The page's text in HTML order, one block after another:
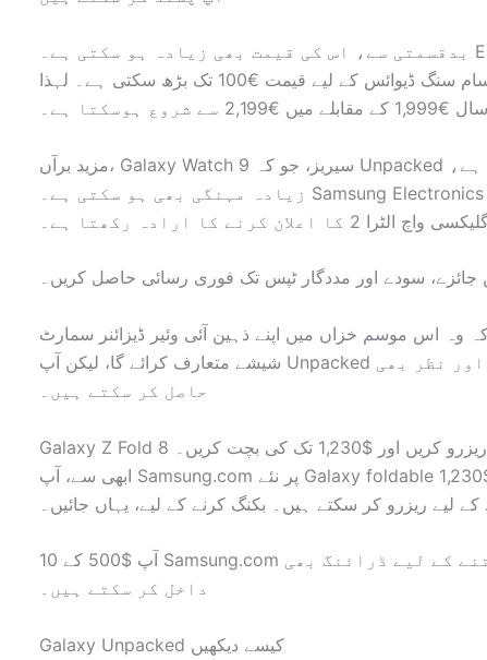
بدقسمتی سے، اس کی قیمت بھی زیادہ ہو سکتی ہے۔ EU کی لیک ہونے والی قیمتوں کے
مطابق، ہر سام سنگ ڈیوائس کے لیے قیمت €100 تک بڑھ سکتی ہے۔ لہذا Z Fold 8 پچھلے
سال €1,999 کے مقابلے میں €2,199 سے شروع ہوسکتا ہے۔
مزید برآں، Galaxy Watch 9 سیریز، جو کہ Unpacked میں دیکھے جانے کی امید ہے،
زیادہ مہنگی بھی ہو سکتی ہے۔ Samsung Electronics اس سال گلیکسی واچ 9 اور اس
کا اعلان کرنے کا ارادہ رکھتا ہے۔
جائزے، سودے اور مددگار ٹپس تک فوری رسائی حاصل کریں۔
وہ اس موسم خزاں میں اپنے ذہین آئی وئیر ڈیزائنر سمارٹ
شیشے متعارف کرائے گا، لیکن آپ Unpacked میں نئے چشموں پر ایک اور نظر بھی
حاصل کر سکتے ہیں۔
Galaxy Z Fold 8 ریزرو کریں اور $1,230 تک کی بچت کریں۔
ابھی سے، آپ Samsung.com پر نئے Galaxy foldable کو $30 کا پری آرڈر کریڈٹ اور $1,230
ریزرو کر سکتے ہیں۔ بکنگ کرنے کے لیے، یہاں جائیں۔
آپ $500 کے 10 Samsung.com گفٹ کارڈز میں سے ایک جیتنے کے لیے ڈرائنگ بھی
داخل کر سکتے ہیں۔
Galaxy Unpacked کیسے دیکھیں